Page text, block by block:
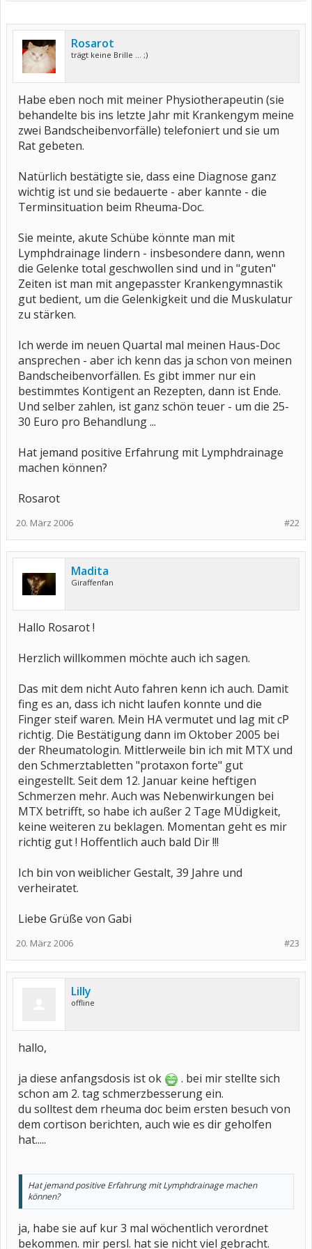
Rosarot
trägt keine Brille ... ;)
Habe eben noch mit meiner Physiotherapeutin (sie
behandelte bis ins letzte Jahr mit Krankengym meine
zwei Bandscheibenvorfälle) telefoniert und sie um
Rat gebeten.
Natürlich bestätigte sie, dass eine Diagnose ganz
wichtig ist und sie bedauerte - aber kannte - die
Terminsituation beim Rheuma-Doc.
Sie meinte, akute Schübe könnte man mit
Lymphdrainage lindern - insbesondere dann, wenn
die Gelenke total geschwollen sind und in "guten"
Zeiten ist man mit angepasster Krankengymnastik
gut bedient, um die Gelenkigkeit und die Muskulatur
zu stärken.
Ich werde im neuen Quartal mal meinen Haus-Doc
ansprechen - aber ich kenn das ja schon von meinen
Bandscheibenvorfällen. Es gibt immer nur ein
bestimmtes Kontigent an Rezepten, dann ist Ende.
Und selber zahlen, ist ganz schön teuer - um die 25-
30 Euro pro Behandlung ...
Hat jemand positive Erfahrung mit Lymphdrainage
machen können?
Rosarot
#22
20. März 2006
Madita
Giraffenfan
Hallo Rosarot !
Herzlich willkommen möchte auch ich sagen.
Das mit dem nicht Auto fahren kenn ich auch. Damit
fing es an, dass ich nicht laufen konnte und die
Finger steif waren. Mein HA vermutet und lag mit cP
richtig. Die Bestätigung dann im Oktober 2005 bei
der Rheumatologin. Mittlerweile bin ich mit MTX und
den Schmerztabletten "protaxon forte" gut
eingestellt. Seit dem 12. Januar keine heftigen
Schmerzen mehr. Auch was Nebenwirkungen bei
MTX betrifft, so habe ich außer 2 Tage MÜdigkeit,
keine weiteren zu beklagen. Momentan geht es mir
richtig gut ! Hoffentlich auch bald Dir !!!
Ich bin von weiblicher Gestalt, 39 Jahre und
verheiratet.
Liebe Grüße von Gabi
#23
20. März 2006
Lilly
offline
hallo,
ja diese anfangsdosis ist ok
. bei mir stellte sich
schon am 2. tag schmerzbesserung ein.
du solltest dem rheuma doc beim ersten besuch von
dem cortison berichten, auch wie es dir geholfen
hat.....
Hat jemand positive Erfahrung mit Lymphdrainage machen
können?
ja, habe sie auf kur 3 mal wöchentlich verordnet
bekommen. mir persl. hat sie nicht viel gebracht.